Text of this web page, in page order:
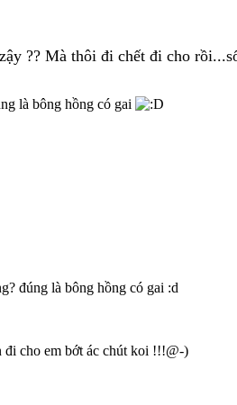
?? Mà thôi đi chết đi cho
là bông hồng có gai
đúng là bông hồng có gai :d
đi cho em bớt ác chút koi !!!@-)